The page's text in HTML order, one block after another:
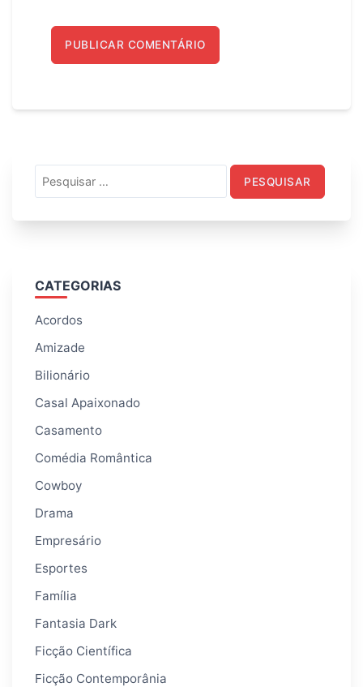
por:
CATEGORIAS
Acordos
Amizade
Bilionário
Casal Apaixonado
Casamento
Comédia Romântica
Cowboy
Drama
Empresário
Esportes
Família
Fantasia Dark
Ficção Científica
Ficção Contemporânia